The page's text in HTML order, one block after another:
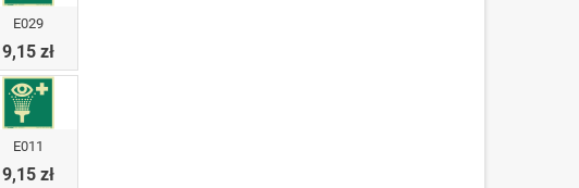
E029
9,15 zł
E011
9,15 zł